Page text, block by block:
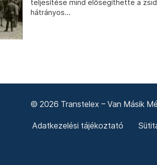
teljesítése mind elősegíthette a
hátrányos...
© 2026 Transtelex – Van Másik
Adatkezelési tájékoztató